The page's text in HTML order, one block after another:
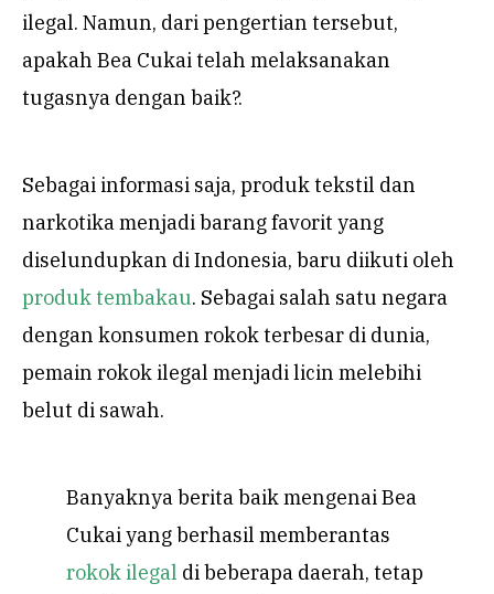
ilegal. Namun, dari pengertian tersebut,
apakah Bea Cukai telah melaksanakan
tugasnya dengan baik?.
Sebagai informasi saja, produk tekstil dan
narkotika menjadi barang favorit yang
diselundupkan di Indonesia, baru diikuti oleh
produk tembakau. Sebagai salah satu negara
dengan konsumen rokok terbesar di dunia,
pemain rokok ilegal menjadi licin melebihi
belut di sawah.
Banyaknya berita baik mengenai Bea
Cukai yang berhasil memberantas
rokok ilegal di beberapa daerah, tetap